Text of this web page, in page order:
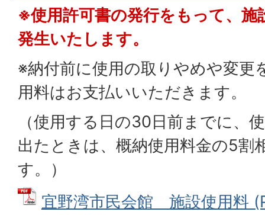
※使用許可書の発行をもって、施
発生いたします。
※納付前に使用の取りやめや変更
用料はお支払いいただきます。
（使用する日の30日前までに、
出たときは、概納使用料金の5割
す。）
宜野湾市民会館 施設使用料